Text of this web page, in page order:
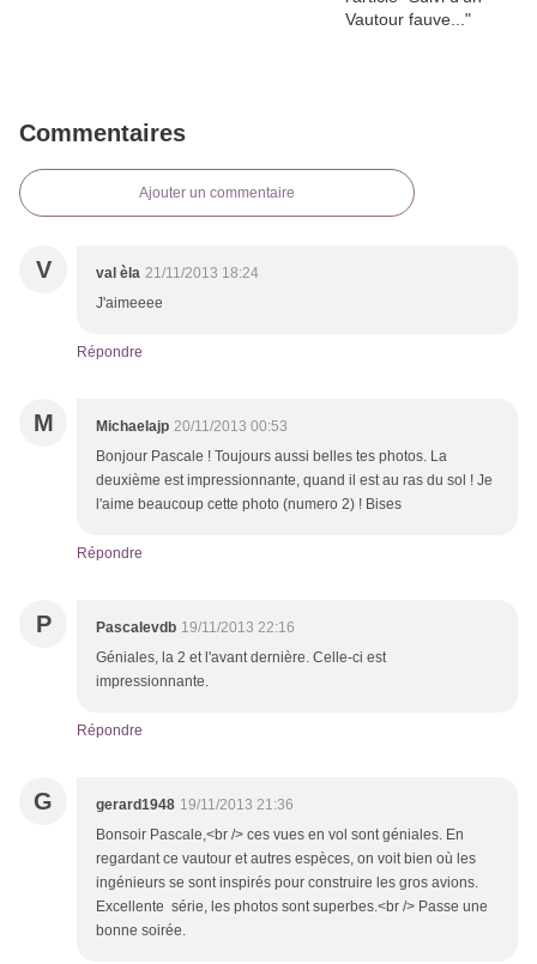
Commentaires
Ajouter un commentaire
V val èla 21/11/2013 18:24
J'aimeeee
Répondre
M Michaelajp 20/11/2013 00:53
Bonjour Pascale ! Toujours aussi belles tes photos. La
deuxième est impressionnante, quand il est au ras du sol ! Je
l'aime beaucoup cette photo (numero 2) ! Bises
Répondre
P Pascalevdb 19/11/2013 22:16
Géniales, la 2 et l'avant dernière. Celle-ci est
impressionnante.
Répondre
G gerard1948 19/11/2013 21:36
Bonsoir Pascale,<br /> ces vues en vol sont géniales. En
regardant ce vautour et autres espèces, on voit bien où les
ingénieurs se sont inspirés pour construire les gros avions.
Excellente série, les photos sont superbes.<br /> Passe une
bonne soirée.